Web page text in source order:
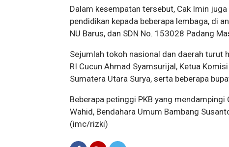
Dalam kesempatan tersebut, Cak Imin
pendidikan kepada beberapa lembaga, di
NU Barus, dan SDN No. 153028 Padang
Sejumlah tokoh nasional dan daerah turut
RI Cucun Ahmad Syamsurijal, Ketua
Sumatera Utara Surya, serta beberapa
Beberapa petinggi PKB yang mendampingi
Wahid, Bendahara Umum Bambang
(imc/rizki)